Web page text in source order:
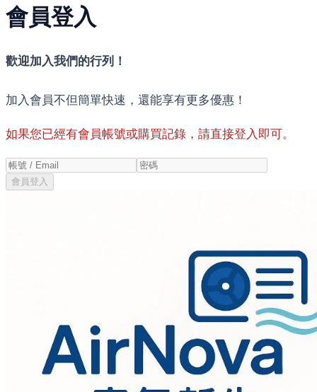
會員登入
歡迎加入我們的行列！
加入會員不但簡單快速，還能享有更多優惠！
如果您已經有會員帳號或購買記錄，請直接登入即可。
會員登入